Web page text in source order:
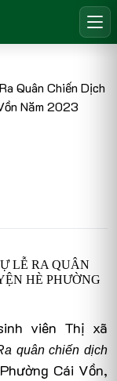
Quân Chiến Dịch
Năm 2023
LỄ RA QUÂN
HÈ PHƯỜNG
viên Thị xã
quân chiến dịch
Cái Vồn,